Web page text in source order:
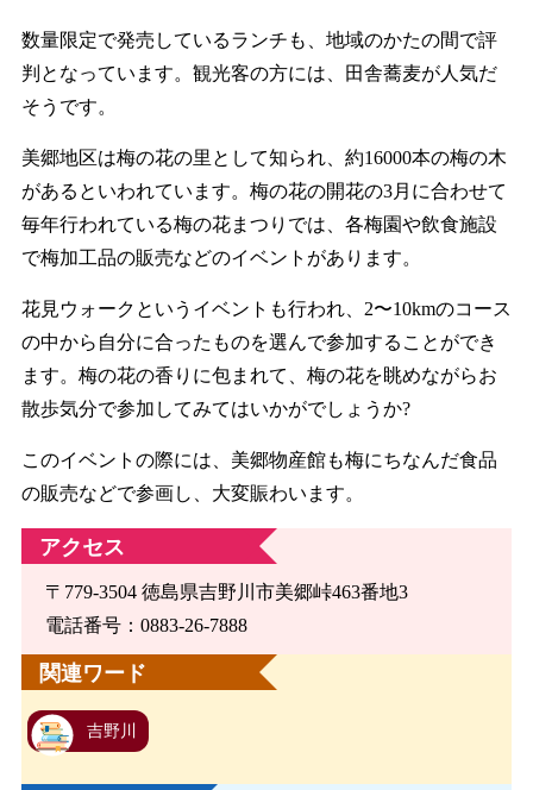
数量限定で発売しているランチも、地域のかたの間で評
判となっています。観光客の方には、田舎蕎麦が人気だ
そうです。
美郷地区は梅の花の里として知られ、約16000本の梅の木
があるといわれています。梅の花の開花の3月に合わせて
毎年行われている梅の花まつりでは、各梅園や飲食施設
で梅加工品の販売などのイベントがあります。
花見ウォークというイベントも行われ、2〜10kmのコース
の中から自分に合ったものを選んで参加することができ
ます。梅の花の香りに包まれて、梅の花を眺めながらお
散歩気分で参加してみてはいかがでしょうか?
このイベントの際には、美郷物産館も梅にちなんだ食品
の販売などで参画し、大変賑わいます。
アクセス
〒779-3504 徳島県吉野川市美郷峠463番地3
電話番号：0883-26-7888
関連ワード
吉野川